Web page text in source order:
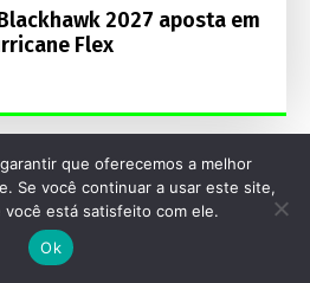
2027 aposta em
Flex
que oferecemos a melhor
Se você continuar a usar este site,
você está satisfeito com ele.
Ok